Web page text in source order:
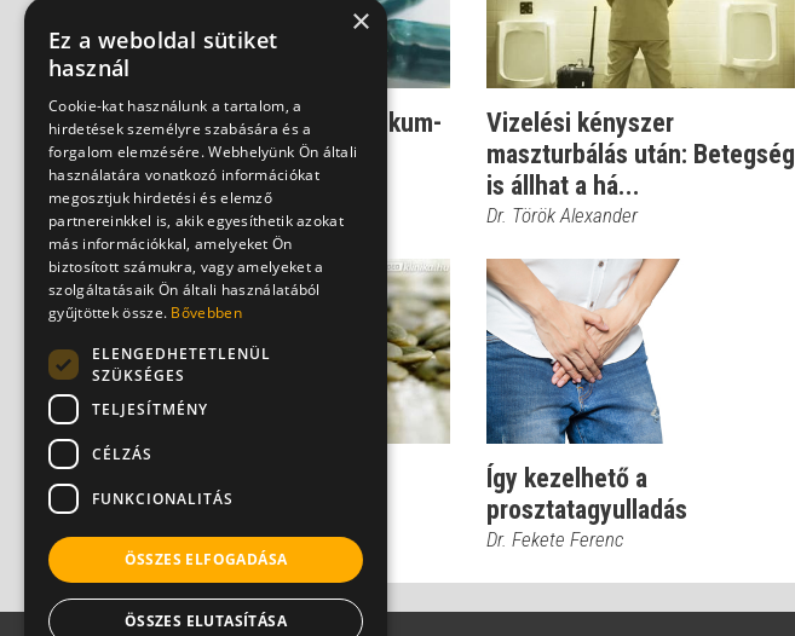
Így hat ránk az antibiotikum-
kúra
Dr. Fischer Gábor
Vizelési kényszer
maszturbálás után: Betegség
is állhat a há...
Dr. Török Alexander
prosztatapanaszokra
Dr. Fekete Ferenc
Így kezelhető a
prosztatagyulladás
Dr. Fekete Ferenc
×
Ez a weboldal sütiket
használ
Cookie-kat használunk a tartalom, a
hirdetések személyre szabására és a
forgalom elemzésére. Webhelyünk Ön általi
használatára vonatkozó információkat
megosztjuk hirdetési és elemző
partnereinkkel is, akik egyesíthetik azokat
más információkkal, amelyeket Ön
biztosított számukra, vagy amelyeket a
szolgáltatásaik Ön általi használatából
gyűjtöttek össze. Bővebben
ELENGEDHETETLENÜL
SZÜKSÉGES
TELJESÍTMÉNY
CÉLZÁS
FUNKCIONALITÁS
ÖSSZES ELFOGADÁSA
ÖSSZES ELUTASÍTÁSA